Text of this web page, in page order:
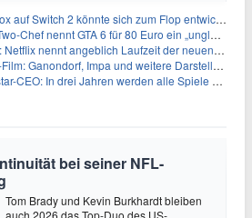
auf Switch 2 könnte sich zum Flop entwickeln
Chef nennt GTA 6 für 80 Euro ein „unglaubliches Schnäppchen“
nennt angeblich Laufzeit der neuen Gameplay-Präsentation
Ganondorf, Impa und weitere Darsteller sollen feststehen
CEO: In drei Jahren werden alle Spiele gestreamt
bei seiner NFL-
Tom Brady und Kevin Burkhardt bleiben
auch 2026 das Top-Duo des US-